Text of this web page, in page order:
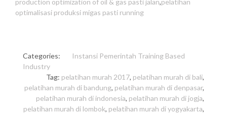
production optimization of oil & gas pasti jalan,pelatihan
optimalisasi produksi migas pasti running
Categories: Instansi Pemerintah Training Based
Industry
Tag: pelatihan murah 2017, pelatihan murah di bali,
pelatihan murah di bandung, pelatihan murah di denpasar,
pelatihan murah di indonesia, pelatihan murah di jogja,
pelatihan murah di lombok, pelatihan murah di yogyakarta,